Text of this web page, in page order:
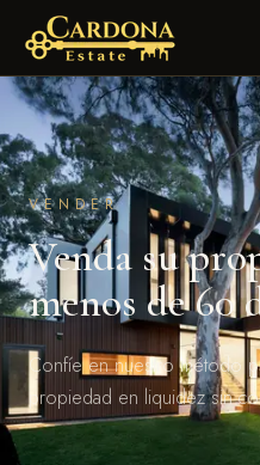
VENDER
Venda su
menos de 60
Confíe en nuestro método
propiedad en liquidez sin